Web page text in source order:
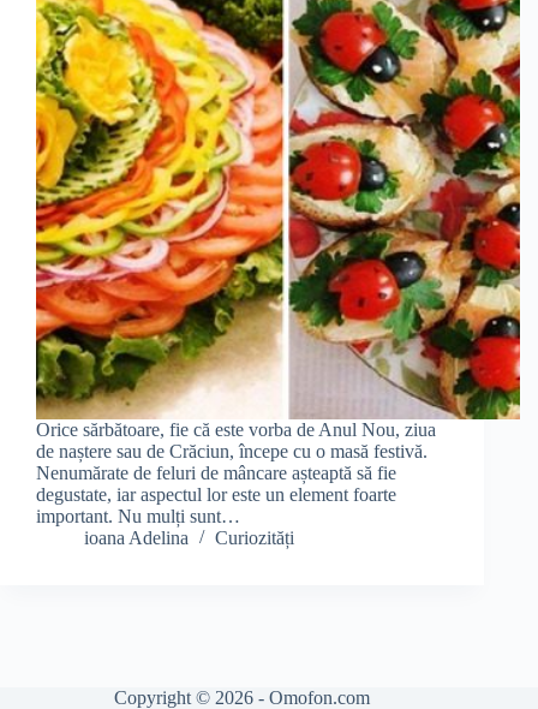
Orice sărbătoare, fie că este vorba de Anul Nou, ziua
de naștere sau de Crăciun, începe cu o masă festivă.
Nenumărate de feluri de mâncare așteaptă să fie
degustate, iar aspectul lor este un element foarte
important. Nu mulți sunt…
ioana Adelina
Curiozități
Copyright © 2026 - Omofon.com